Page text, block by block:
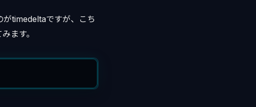
timedeltaですが、こち
ます。